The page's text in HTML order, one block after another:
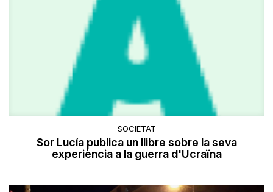
SOCIETAT
Sor Lucía publica un llibre sobre la seva
experiència a la guerra d'Ucraïna